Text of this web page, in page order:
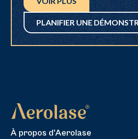
PLANIFIER UNE
À propos d'Aerolase